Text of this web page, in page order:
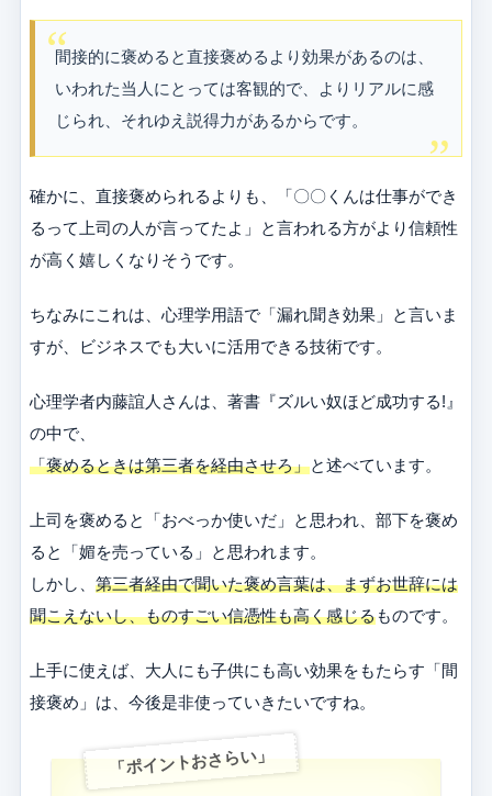
間接的に褒めると直接褒めるより効果があるのは、
いわれた当人にとっては客観的で、よりリアルに感
じられ、それゆえ説得力があるからです。
確かに、直接褒められるよりも、「〇〇くんは仕事ができ
るって上司の人が言ってたよ」と言われる方がより信頼性
が高く嬉しくなりそうです。
ちなみにこれは、心理学用語で「漏れ聞き効果」と言いま
すが、ビジネスでも大いに活用できる技術です。
心理学者内藤誼人さんは、著書『ズルい奴ほど成功する!』
の中で、
「褒めるときは第三者を経由させろ」と述べています。
上司を褒めると「おべっか使いだ」と思われ、部下を褒め
ると「媚を売っている」と思われます。
しかし、 第三者経由で聞いた褒め言葉は、まずお世辞には
聞こえないし、ものすごい信憑性も高く感じるものです。
上手に使えば、大人にも子供にも高い効果をもたらす「間
接褒め」は、今後是非使っていきたいですね。
「ポイントおさらい」